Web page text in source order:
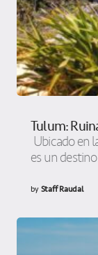
Tulum:
Ubicado en
es un
byStaff Raudal